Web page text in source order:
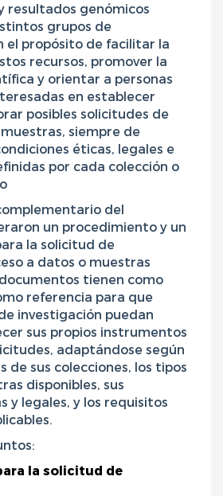
resultados genómicos
grupos de
el propósito de facilitar la
recursos, promover la
y orientar a personas
en establecer
posibles solicitudes de
siempre de
éticas, legales e
por cada colección o
del
un procedimiento y un
la solicitud de
a datos o muestras
tienen como
referencia para que
investigación puedan
sus propios instrumentos
adaptándose según
de sus colecciones, los tipos
disponibles, sus
y legales, y los requisitos
la solicitud de